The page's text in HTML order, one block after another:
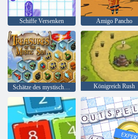
Schiffe Versenken Amigo Pancho
Königreich Rush